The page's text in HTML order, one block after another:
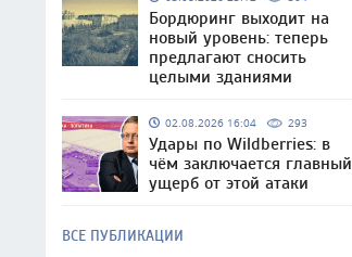
Бордюринг выходит на
новый уровень: теперь
предлагают сносить
целыми зданиями
02.08.2026 16:04 293
Удары по Wildberries: в
чём заключается главный
ущерб от этой атаки
ВСЕ ПУБЛИКАЦИИ